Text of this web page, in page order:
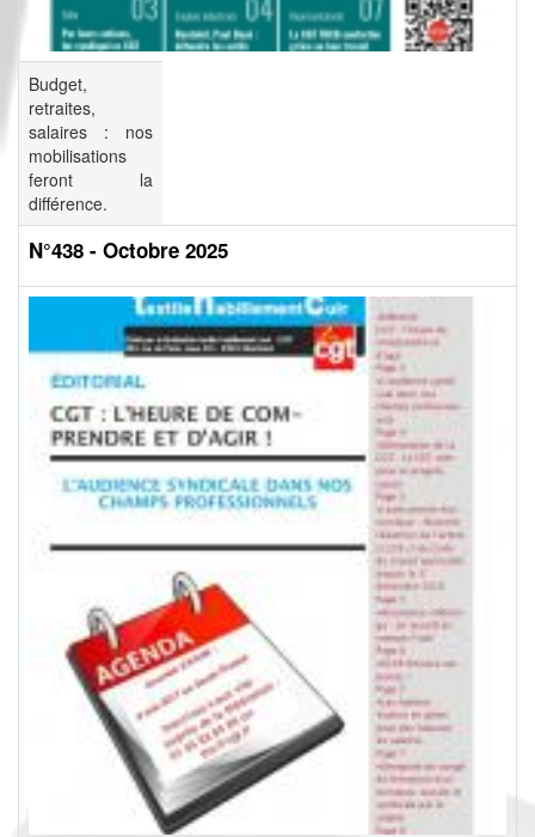
Budget,
retraites,
salaires : nos
mobilisations
feront la
différence.
N°438 - Octobre 2025